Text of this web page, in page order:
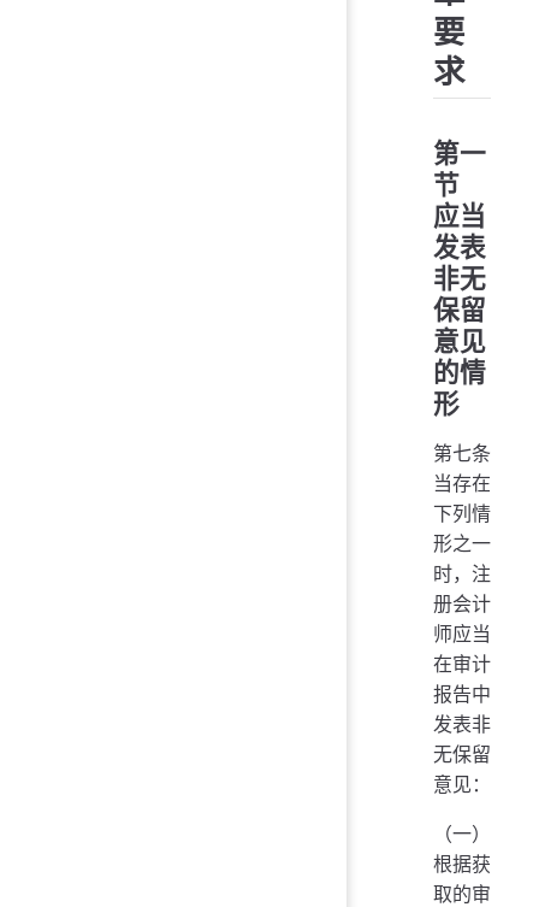
要
求
第一
节
应当
发表
非无
保留
意见
的情
形
第七条
当存在
下列情
形之一
时，注
册会计
师应当
在审计
报告中
发表非
无保留
意见：
（一）
根据获
取的审